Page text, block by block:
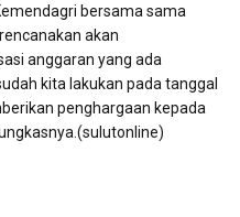
bersama sama
akan
anggaran yang ada
kita lakukan pada tanggal
penghargaan kepada